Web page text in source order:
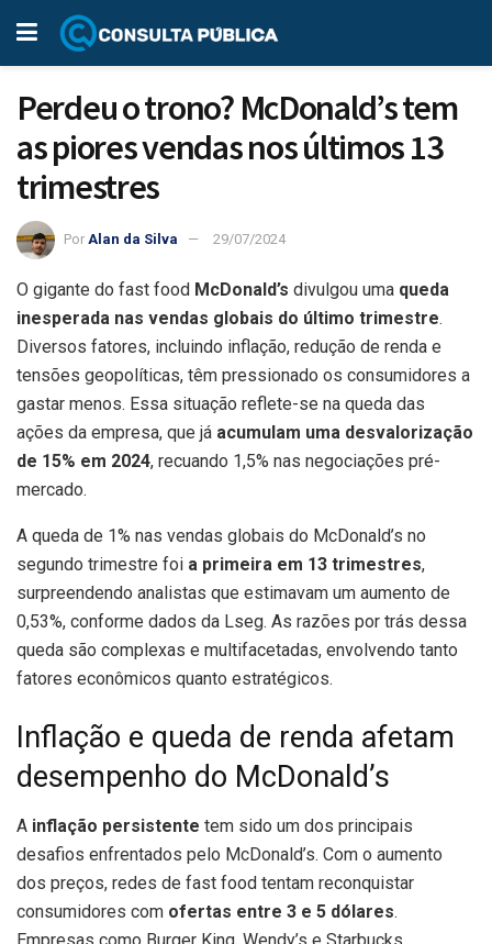
Perdeu o trono? McDonald’s tem
as piores vendas nos últimos 13
trimestres
Por Alan da Silva 29/07/2024
O gigante do fast food McDonald’s divulgou uma queda
inesperada nas vendas globais do último trimestre.
Diversos fatores, incluindo inflação, redução de renda e
tensões geopolíticas, têm pressionado os consumidores a
gastar menos. Essa situação reflete-se na queda das
ações da empresa, que já acumulam uma desvalorização
de 15% em 2024, recuando 1,5% nas negociações pré-
mercado.
A queda de 1% nas vendas globais do McDonald’s no
segundo trimestre foi a primeira em 13 trimestres,
surpreendendo analistas que estimavam um aumento de
0,53%, conforme dados da Lseg. As razões por trás dessa
queda são complexas e multifacetadas, envolvendo tanto
fatores econômicos quanto estratégicos.
Inflação e queda de renda afetam
desempenho do McDonald’s
A inflação persistente tem sido um dos principais
desafios enfrentados pelo McDonald’s. Com o aumento
dos preços, redes de fast food tentam reconquistar
consumidores com ofertas entre 3 e 5 dólares.